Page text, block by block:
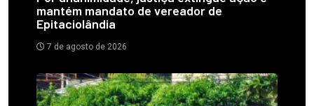
mantém mandato de vereador de
Epitaciolândia
7 de agosto de 2026